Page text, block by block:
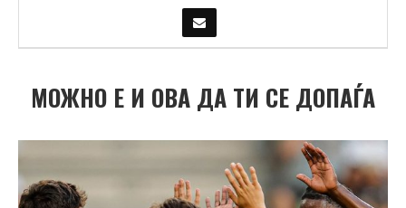
МОЖНО Е И ОВА ДА ТИ СЕ ДОПАЃА